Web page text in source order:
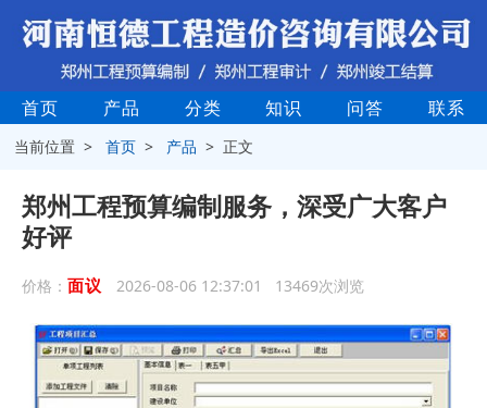
首页 产品 分类 知识 问答 联系
当前位置 >首页 > 产品 > 正文
郑州工程预算编制服务，深受广大客户
好评
价格： 面议 2026-08-06 12:37:01 13469次浏览